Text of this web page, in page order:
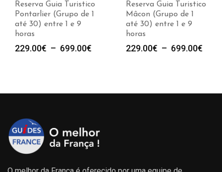
Reserva Guia Turistico
Pontarlier (Grupo de 1
até 30) entre 1 e 9
horas
229.00€ – 699.00€
à
Reserva Guia Turistico
Mâcon (Grupo de 1
até 30) entre 1 e 9
horas
229.00€ – 699.00€
à